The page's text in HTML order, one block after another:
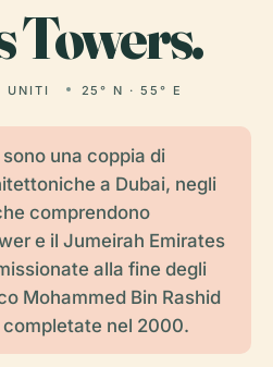
Towers.
UNITI 25° N · 55° E
una coppia di
a Dubai, negli
comprendono
e il Jumeirah Emirates
alla fine degli
Mohammed Bin Rashid
nel 2000.